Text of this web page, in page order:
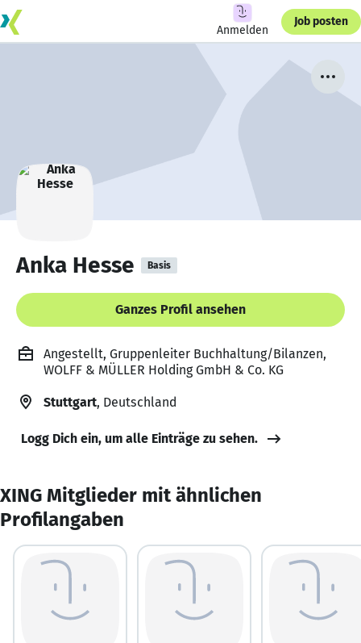
Anmelden
Job posten
Anka Hesse Basis
Ganzes Profil ansehen
Angestellt, Gruppenleiter Buchhaltung/Bilanzen,
WOLFF & MÜLLER Holding GmbH & Co. KG
Stuttgart, Deutschland
Logg Dich ein, um alle Einträge zu sehen.
XING Mitglieder mit ähnlichen
Profilangaben